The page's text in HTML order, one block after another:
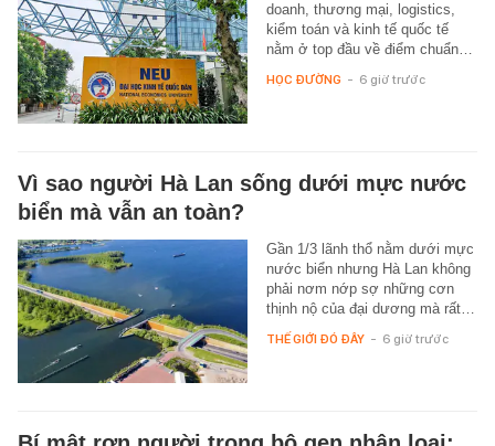
doanh, thương mại, logistics,
kiểm toán và kinh tế quốc tế
nằm ở top đầu về điểm chuẩn…
HỌC ĐƯỜNG - 6 giờ trước
Vì sao người Hà Lan sống dưới mực nước
biển mà vẫn an toàn?
Gần 1/3 lãnh thổ nằm dưới mực
nước biển nhưng Hà Lan không
phải nơm nớp sợ những cơn
thịnh nộ của đại dương mà rất…
THẾ GIỚI ĐÓ ĐÂY - 6 giờ trước